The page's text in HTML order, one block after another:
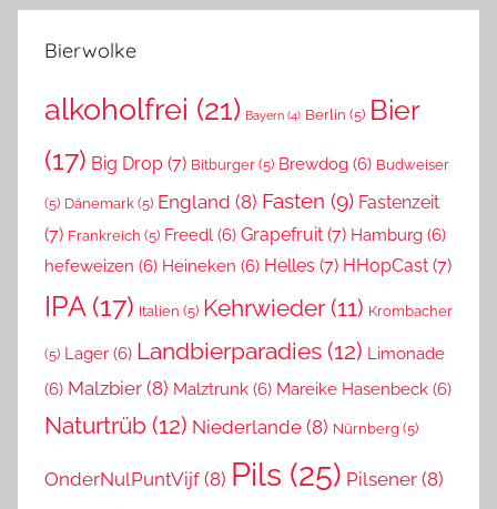
Bierwolke
alkoholfrei (21) Bayern (4) Berlin (5) Bier
(17) Big Drop (7) Bitburger (5) Brewdog (6) Budweiser
(5) Dänemark (5) England (8) Fasten (9) Fastenzeit
(7) Frankreich (5) Freedl (6) Grapefruit (7) Hamburg (6)
hefeweizen (6) Heineken (6) Helles (7) HHopCast (7)
IPA(17) Italien (5) Kehrwieder (11) Krombacher
(5) Lager (6) Landbierparadies (12) Limonade
(6) Malzbier (8) Malztrunk (6) Mareike Hasenbeck (6)
Naturtrüb (12) Niederlande (8) Nürnberg (5)
OnderNulPuntVijf (8) Pils (25) Pilsener (8)